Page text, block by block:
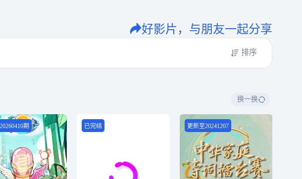
好影片，与朋友一起分享
排序
换一换
期 已完结 更新至20241207